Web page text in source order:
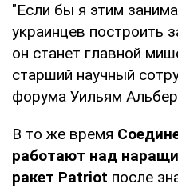
"Если бы я этим
украинцев построить
он станет главной
старший научный
форума Уильям
В то же время
работают над
ракет Patriot после